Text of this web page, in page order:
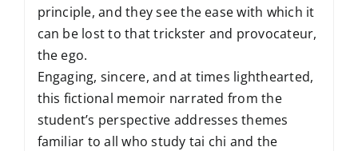
principle, and they see the ease with which it
can be lost to that trickster and provocateur,
the ego.
Engaging, sincere, and at times lighthearted,
this fictional memoir narrated from the
student’s perspective addresses themes
familiar to all who study tai chi and the